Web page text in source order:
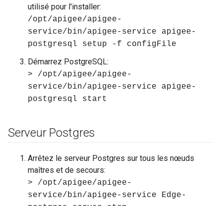
utilisé pour l'installer:
/opt/apigee/apigee-
service/bin/apigee-service apigee-
postgresql setup -f configFile
Démarrez PostgreSQL:
> /opt/apigee/apigee-
service/bin/apigee-service apigee-
postgresql start
Serveur Postgres
Arrêtez le serveur Postgres sur tous les nœuds
maîtres et de secours:
> /opt/apigee/apigee-
service/bin/apigee-service Edge-